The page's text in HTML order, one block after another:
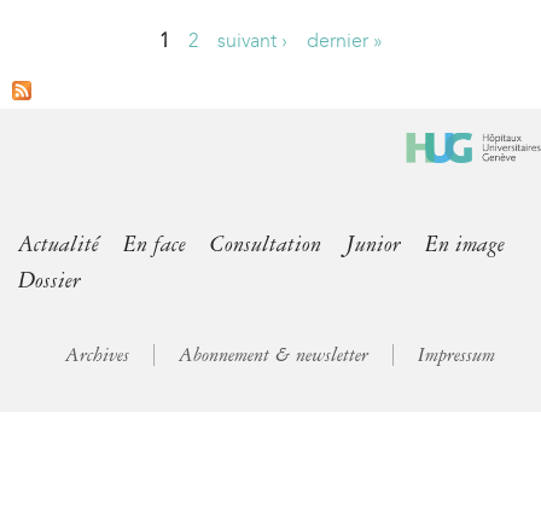
P
s
1 2 suivant › dernier »
Actualité En face Consultation Junior
En image
Dossier
Archives Abonnement & newsletter Impressum